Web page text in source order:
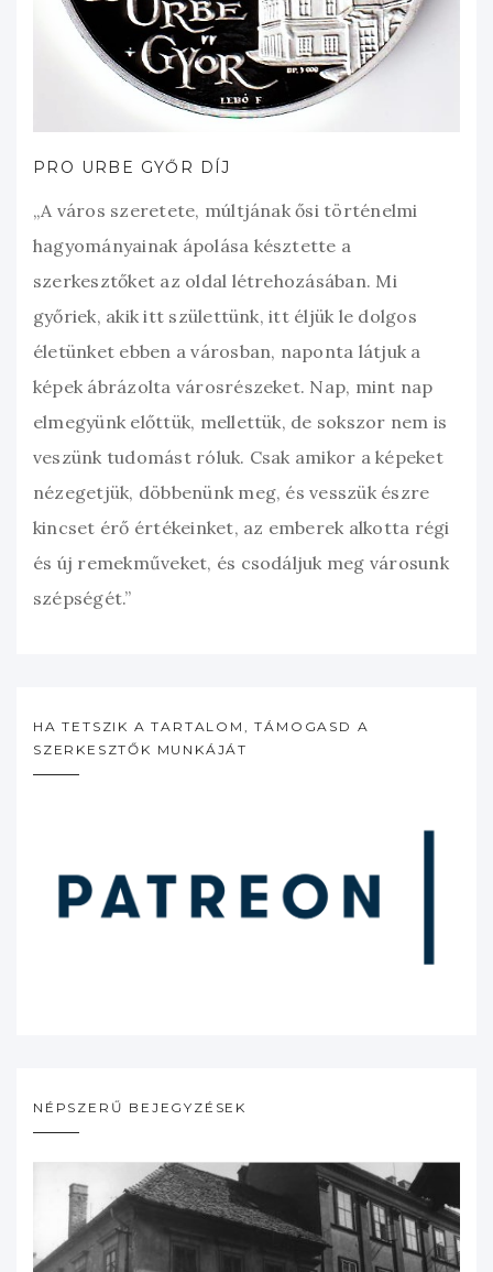
PRO URBE GYŐR DÍJ
„A város szeretete, múltjának ősi történelmi
hagyományainak ápolása késztette a
szerkesztőket az oldal létrehozásában. Mi
győriek, akik itt születtünk, itt éljük le dolgos
életünket ebben a városban, naponta látjuk a
képek ábrázolta városrészeket. Nap, mint nap
elmegyünk előttük, mellettük, de sokszor nem is
veszünk tudomást róluk. Csak amikor a képeket
nézegetjük, döbbenünk meg, és vesszük észre
kincset érő értékeinket, az emberek alkotta régi
és új remekműveket, és csodáljuk meg városunk
szépségét.”
HA TETSZIK A TARTALOM, TÁMOGASD A
SZERKESZTŐK MUNKÁJÁT
NÉPSZERŰ BEJEGYZÉSEK